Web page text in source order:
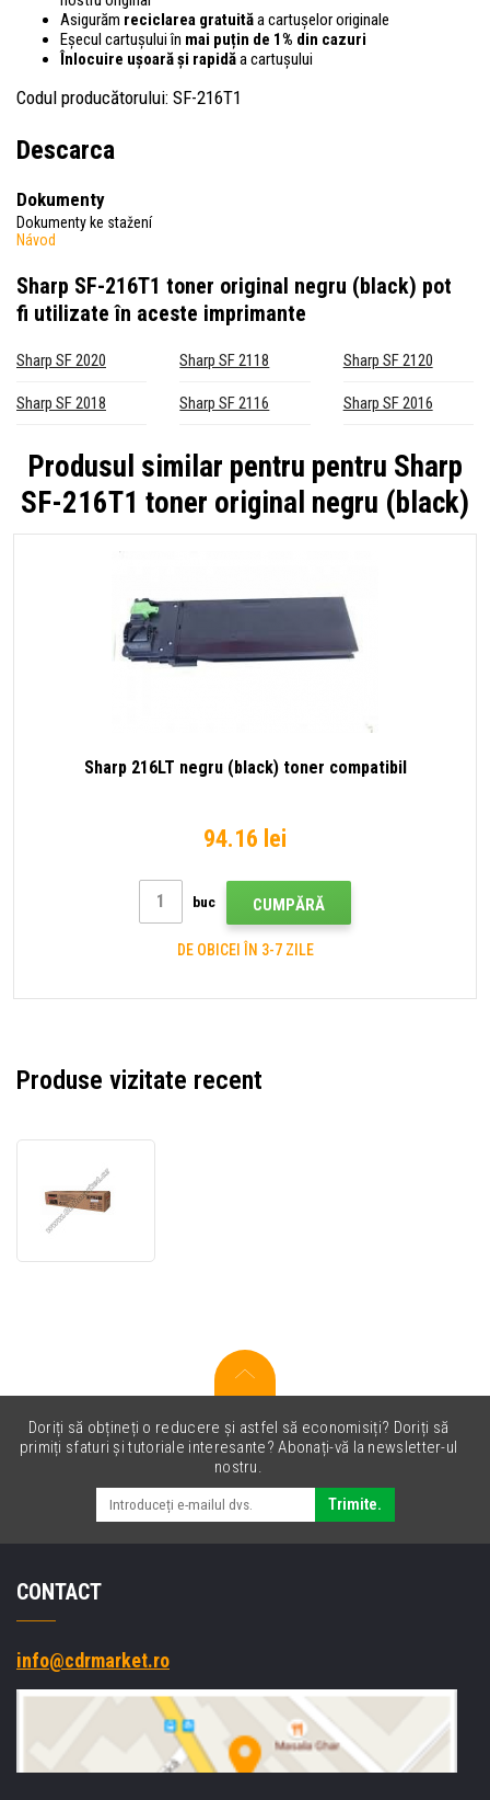
Asigurăm reciclarea gratuităa cartușelor originale
Eșecul cartușului în mai puțin de 1% din cazuri
Înlocuire ușoară și rapidăa cartușului
Codul producătorului: SF-216T1
Descarca
Dokumenty
Dokumenty ke stažení
Návod
Sharp SF-216T1 toner original negru (black) pot
fi utilizate în aceste imprimante
Sharp SF 2020 Sharp SF 2118 Sharp SF 2120
Sharp SF 2018 Sharp SF 2116 Sharp SF 2016
Produsul similar pentru pentru Sharp
SF-216T1 toner original negru (black)
Sharp 216LT negru (black) toner compatibil
94.16 lei
buc CUMPĂRĂ
DE OBICEI ÎN 3-7 ZILE
Produse vizitate recent
original
Doriți să obțineți o reducere și astfel să economisiți? Doriți să
primiți sfaturi și tutoriale interesante? Abonați-vă la newsletter-ul
nostru.
Trimite.
CONTACT
info@cdrmarket.ro